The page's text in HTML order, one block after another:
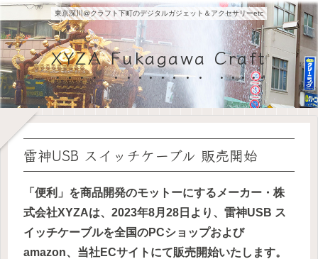
東京深川@クラフト下町のデジタルガジェット＆アクセサリーetc
XYZA Fukagawa Craft
雷神USB スイッチケーブル 販売開始
「便利」を商品開発のモットーにするメーカー・株
式会社XYZAは、 2023年8月28日より、雷神USB ス
イッチケーブルを全国のPCショップおよび
amazon、当社ECサイトにて販売開始いたします。